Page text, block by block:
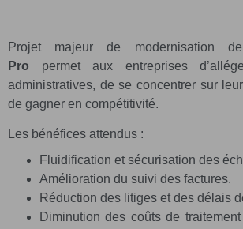
Projet majeur de modernisation
Pro permet aux entreprises
administratives, de se concentrer sur
de gagner en compétitivité.
Les bénéfices attendus :
Fluidification et sécurisation des
Amélioration du suivi des factures.
Réduction des litiges et des délais
Diminution des coûts de